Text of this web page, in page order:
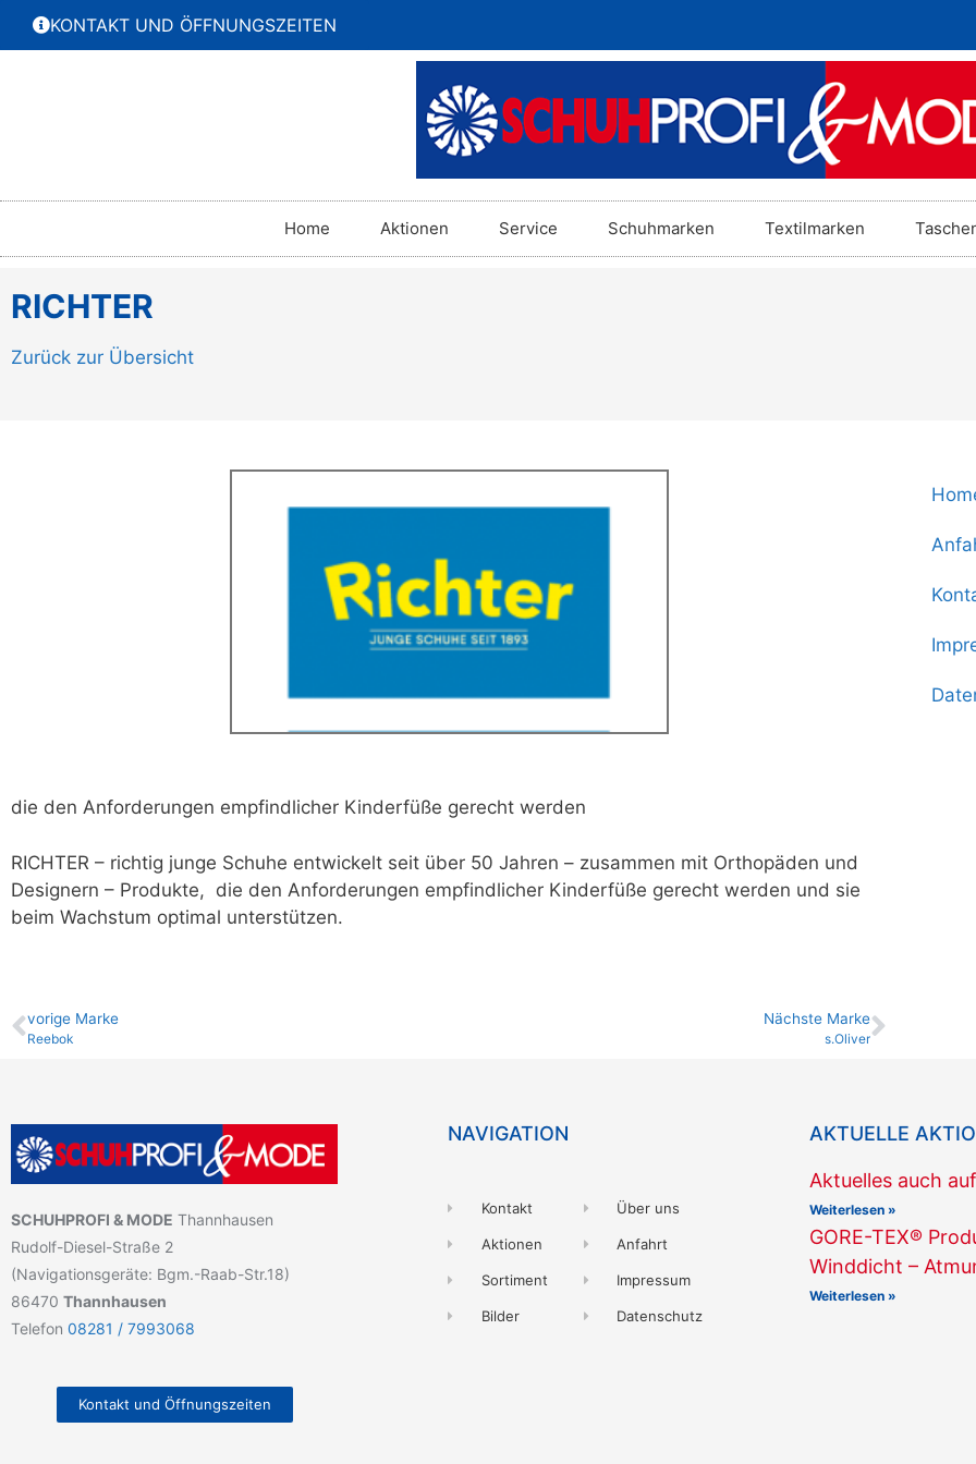
KONTAKT UND ÖFFNUNGSZEITEN
Home Aktionen Service Schuhmarken Textilmarken
RICHTER
Zurück zur Übersicht
die den Anforderungen empfindlicher Kinderfüße gerecht werden
RICHTER – richtig junge Schuhe entwickelt seit über 50 Jahren – zusammen mit Orthopäden und
Designern – Produkte, die den Anforderungen empfindlicher Kinderfüße gerecht werden und sie
beim Wachstum optimal unterstützen.
vo­ri­ge Marke
Reebok
Nächste Marke
s.Oliver
SCHUHPROFI & MODE Thannhausen
Rudolf-Diesel-Straße 2
(Navigationsgeräte: Bgm.-Raab-Str.18)
86470 Thannhausen
Telefon 08281 / 7993068
Kontakt und Öffnungszeiten
NAVIGATION
Kontakt
Aktionen
Sortiment
Bilder
Über uns
Anfahrt
Impressum
Datenschutz
AKTUELLE
Aktuelles auch
Weiterlesen »
GORE-TEX®
Winddicht –
Weiterlesen »